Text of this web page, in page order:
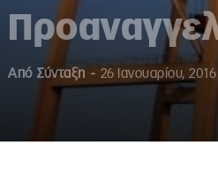
Από Σύνταξη - 26 Ιανουαρίου, 2016